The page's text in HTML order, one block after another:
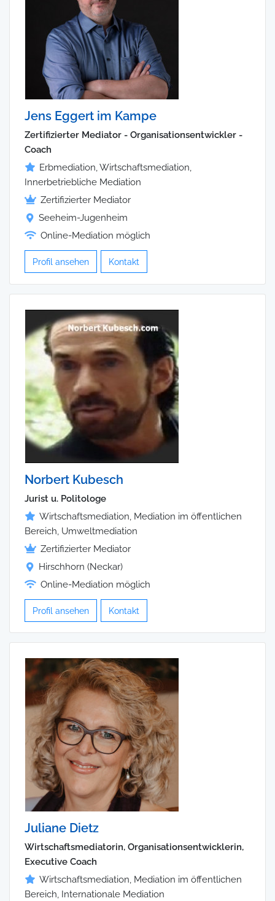
Jens Eggert im Kampe
Zertifizierter Mediator - Organisationsentwickler -
Coach
Erbmediation, Wirtschaftsmediation,
Innerbetriebliche Mediation
Zertifizierter Mediator
Seeheim-Jugenheim
Online-Mediation möglich
Profil ansehen Kontakt
Norbert Kubesch
Jurist u. Politologe
Wirtschaftsmediation, Mediation im öffentlichen
Bereich, Umweltmediation
Zertifizierter Mediator
Hirschhorn (Neckar)
Online-Mediation möglich
Profil ansehen Kontakt
Juliane Dietz
Wirtschaftsmediatorin, Organisationsentwicklerin,
Executive Coach
Wirtschaftsmediation, Mediation im öffentlichen
Bereich, Internationale Mediation